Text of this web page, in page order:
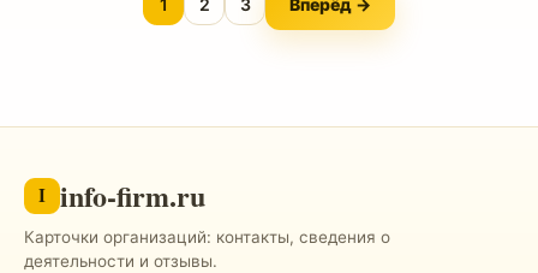
1 2 3 Вперёд →
I info-firm.ru
Карточки организаций: контакты, сведения о
деятельности и отзывы.